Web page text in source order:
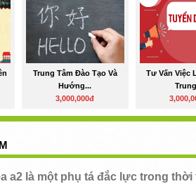
Trung Tâm Đào Tạo Và
Hướng...
3,000,000đ
Tư Vấn Việc
a2 là một phụ tá đắc lực trong thời